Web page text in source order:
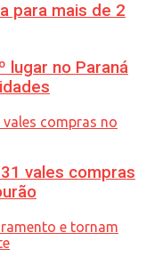
para mais de 2
lugar no Paraná
vales compras